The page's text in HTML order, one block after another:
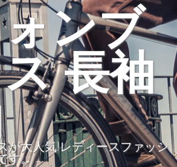
ンブ
長袖
が大人気!レディースファッシ
す。